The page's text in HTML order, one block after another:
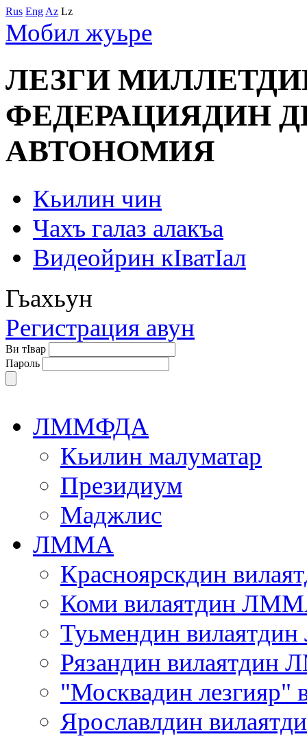
Rus Eng Az Lz
Мобил жуьре
ЛЕЗГИ
ФЕДЕРАЦИЯДИН
АВТОНОМИЯ
Кьилин чин
Чахъ галаз алакъа
Видеойрин кIватIал
Гьахьун
Регистрация авун
Ви тIвар
Пароль
ЛММФДА
Кьилин малуматар
Президиум
Маджлис
ЛММА
Красноярскдин
Коми вилаятдин
Туьмендин
Рязандин
"Москвадин
Ярославлдин